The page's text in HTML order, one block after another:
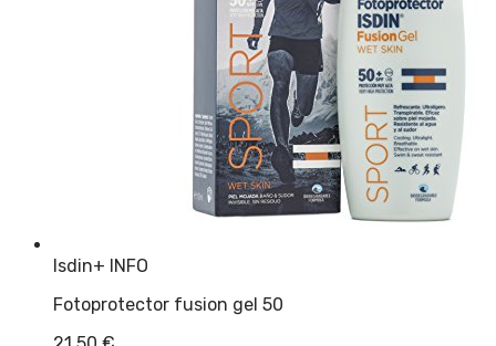
Isdin+ INFO
Fotoprotector fusion gel 50